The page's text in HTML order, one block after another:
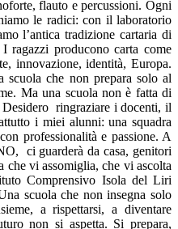
flauto e percussioni. Ogni
le radici: con il laboratorio
l’antica tradizione cartaria di
producono carta come
innovazione, identità, Europa.
che non prepara solo al
Ma una scuola non è fatta di
ringraziare i docenti, il
i miei alunni: una squadra
professionalità e passione. A
ci guarderà da casa, genitori
che vi assomiglia, che vi ascolta
Comprensivo Isola del Liri
scuola che non insegna solo
a rispettarsi, a diventare
non si aspetta. Si prepara,